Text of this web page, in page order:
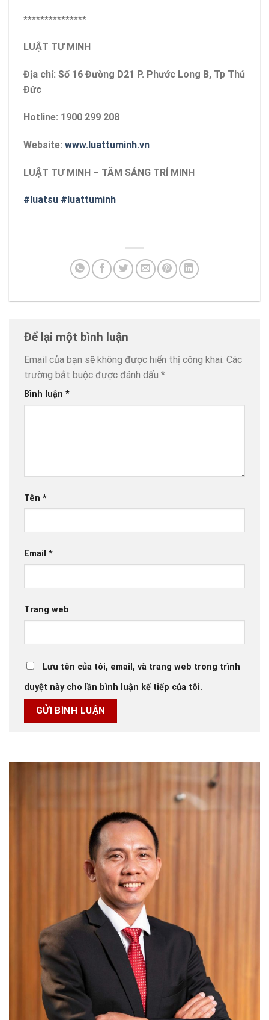
***************
LUẬT TƯ MINH
Địa chỉ: Số 16 Đường D21 P. Phước Long B, Tp Thủ
Đức
Hotline: 1900 299 208
Website: www.luattuminh.vn
LUẬT TƯ MINH – TÂM SÁNG TRÍ MINH
#luatsu #luattuminh
Để lại một bình luận
Email của bạn sẽ không được hiển thị công khai. Các
trường bắt buộc được đánh dấu *
Bình luận *
Tên *
Email *
Trang web
Lưu tên của tôi, email, và trang web trong trình
duyệt này cho lần bình luận kế tiếp của tôi.